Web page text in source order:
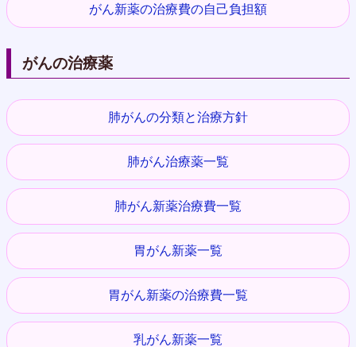
がん新薬の治療費の自己負担額
がんの治療薬
肺がんの分類と治療方針
肺がん治療薬一覧
肺がん新薬治療費一覧
胃がん新薬一覧
胃がん新薬の治療費一覧
乳がん新薬一覧